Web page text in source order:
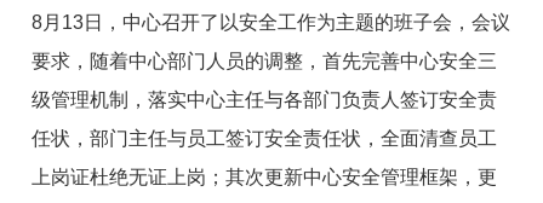
8月13日，中心召开了以安全工作为主题的班子会，会议
要求，随着中心部门人员的调整，首先完善中心安全三
级管理机制，落实中心主任与各部门负责人签订安全责
任状，部门主任与员工签订安全责任状，全面清查员工
上岗证杜绝无证上岗；其次更新中心安全管理框架，更